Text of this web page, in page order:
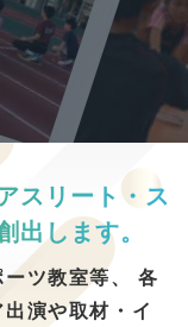
スリート・ス
出します。
ーツ教室等、各
演や取材・イ